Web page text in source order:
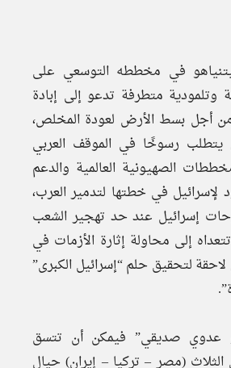
في مخططه التوسعي على
وتلمودية متطرفة تدعو إلى إبادة
أجل بسط الأرض لعودة المخلص،
يتطلب رسوخًا في الموقف العربي
الصهيونية العالمية والدعم
لإسرائيل في خطتها لتدمير العرب،
إسرائيل عند حد تهجير الشعب
إلى محاولة إثارة الأزمات في
لتحقيق حلم “إسرائيل الكبرى”
عدوي صديقي” فيمكن أن تتسق
الثلاث (مصر – تركيا – إيران) حيال